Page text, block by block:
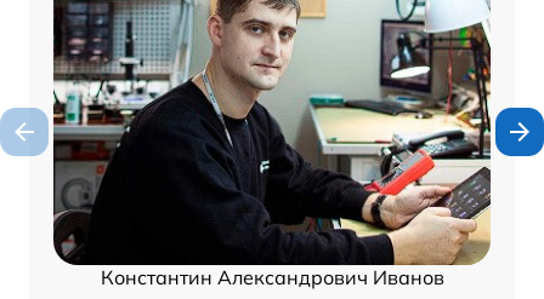
Константин Александрович Иванов